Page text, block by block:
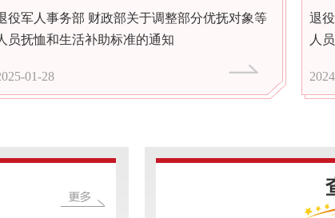
役军人事务部 财政部关于调整部分优抚对象等
员抚恤和生活补助标准的通知
01-28
退
人